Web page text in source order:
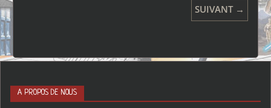
SUIVANT →
A PROPOS DE NOUS